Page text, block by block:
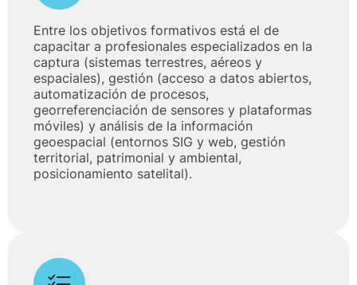
Entre los objetivos formativos está el de
capacitar a profesionales especializados en la
captura (sistemas terrestres, aéreos y
espaciales), gestión (acceso a datos abiertos,
automatización de procesos,
georreferenciación de sensores y plataformas
móviles) y análisis de la información
geoespacial (entornos SIG y web, gestión
territorial, patrimonial y ambiental,
posicionamiento satelital).